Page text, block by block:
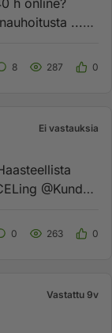
h online?
...
8 287 0
Ei vastauksia
0 263 0
Vastattu 9v